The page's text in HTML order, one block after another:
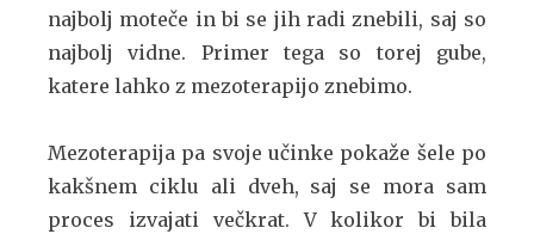
najbolj moteče in bi se jih radi znebili, saj so
najbolj vidne. Primer tega so torej gube,
katere lahko z mezoterapijo znebimo.
Mezoterapija pa svoje učinke pokaže šele po
kakšnem ciklu ali dveh, saj se mora sam
proces izvajati večkrat. V kolikor bi bila